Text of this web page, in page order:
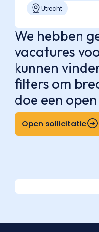
Utrecht
We hebben
vacatures
kunnen
filters om
doe een
Open sollicitatie